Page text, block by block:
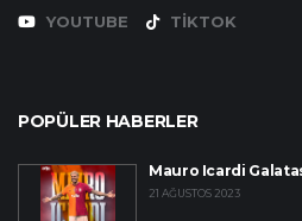
YOUTUBE
TIKTOK
POPÜLER HABERLER
Mauro Icardi
21 AĞUSTOS 2023